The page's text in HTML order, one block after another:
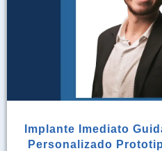
Implante Imediato
Personalizado